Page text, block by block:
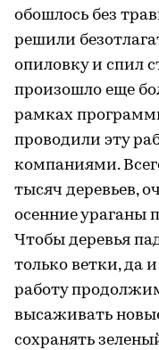
обошлось без
решили
опиловку и спил
произошло еще
рамках
проводили эту
компаниями.
тысяч деревьев,
осенние ураганы
Чтобы деревья
только ветки, да
работу
высаживать
сохранять